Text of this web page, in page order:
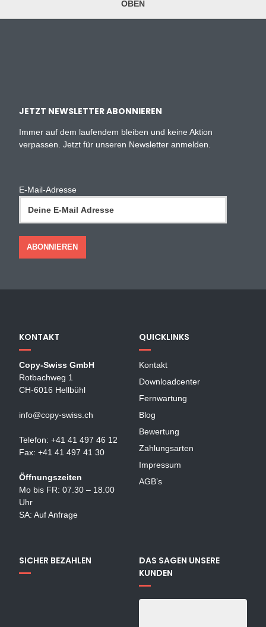
OBEN
JETZT NEWSLETTER ABONNIEREN
Immer auf dem laufendem bleiben und keine Aktion
verpassen. Jetzt für unseren Newsletter anmelden.
E-Mail-Adresse
KONTAKT
Copy-Swiss GmbH
Rotbachweg 1
CH-6016 Hellbühl
info@copy-swiss.ch
Telefon: +41 41 497 46 12
Fax: +41 41 497 41 30
Öffnungszeiten
Mo bis FR: 07.30 – 18.00
Uhr
SA: Auf Anfrage
QUICKLINKS
Kontakt
Downloadcenter
Fernwartung
Blog
Bewertung
Zahlungsarten
Impressum
AGB’s
SICHER BEZAHLEN
DAS SAGEN UNSERE
KUNDEN